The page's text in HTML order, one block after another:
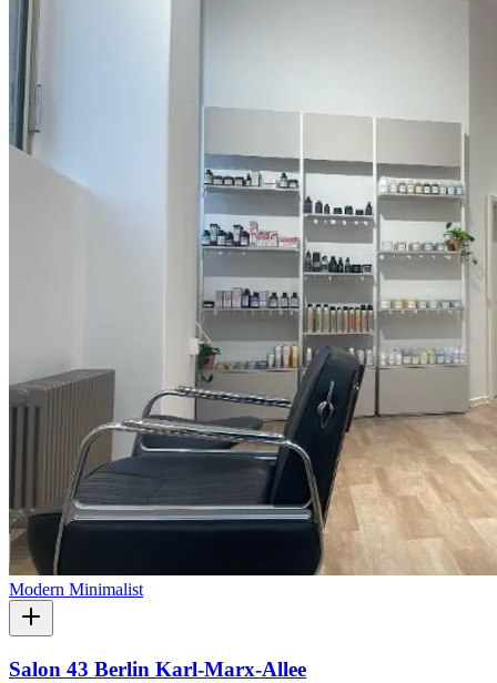
Modern Minimalist
Salon 43 Berlin Karl-Marx-Allee